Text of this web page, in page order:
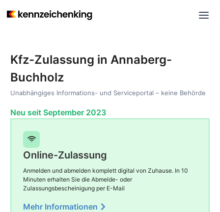
Kfz-Zulassung in Annaberg-
Buchholz
Unabhängiges Informations- und Serviceportal – keine Behörde
Neu seit September 2023
Online-Zulassung
Anmelden und abmelden komplett digital von Zuhause. In 10
Minuten erhalten Sie die Abmelde- oder
Zulassungsbescheinigung per E-Mail
Mehr Informationen